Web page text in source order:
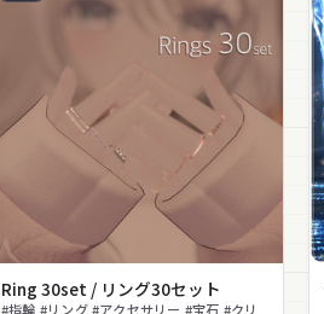
Ring 30set / リング30セット
#指輪 #リング #アクセサリー #宝石 #クリ